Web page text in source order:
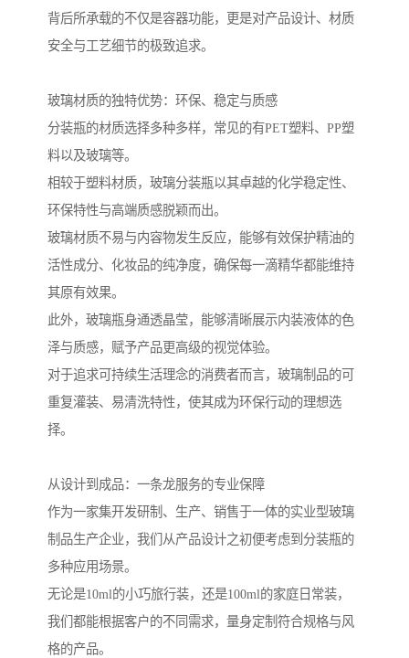
背后所承载的不仅是容器功能，更是对产品设计、材质
安全与工艺细节的极致追求。
玻璃材质的独特优势：环保、稳定与质感
分装瓶的材质选择多种多样，常见的有PET塑料、PP塑
料以及玻璃等。
相较于塑料材质，玻璃分装瓶以其卓越的化学稳定性、
环保特性与高端质感脱颖而出。
玻璃材质不易与内容物发生反应，能够有效保护精油的
活性成分、化妆品的纯净度，确保每一滴精华都能维持
其原有效果。
此外，玻璃瓶身通透晶莹，能够清晰展示内装液体的色
泽与质感，赋予产品更高级的视觉体验。
对于追求可持续生活理念的消费者而言，玻璃制品的可
重复灌装、易清洗特性，使其成为环保行动的理想选
择。
从设计到成品：一条龙服务的专业保障
作为一家集开发研制、生产、销售于一体的实业型玻璃
制品生产企业，我们从产品设计之初便考虑到分装瓶的
多种应用场景。
无论是10ml的小巧旅行装，还是100ml的家庭日常装，
我们都能根据客户的不同需求，量身定制符合规格与风
格的产品。